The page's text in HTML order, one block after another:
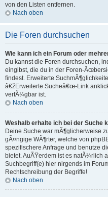
von den Listen entfernen.
Nach oben
Die Foren durchsuchen
Wie kann ich ein Forum oder
Du kannst die Foren durchsuchen,
eingibst, die du in der Foren-
findest. Erweiterte
â€žErweiterte Sucheâ€œ-Link
verfÃ¼gbar ist.
Nach oben
Weshalb erhalte ich bei der Suche
Deine Suche war mÃ¶glicherweise
gÃ¤ngige WÃ¶rter, welche von
spezifischere Anfrage und benutze
bietet. AuÃŸerdem ist es natÃ¼rlich
Suchbegriff(e) hier nirgends im
Rechtschreibung der Begriffe!
Nach oben